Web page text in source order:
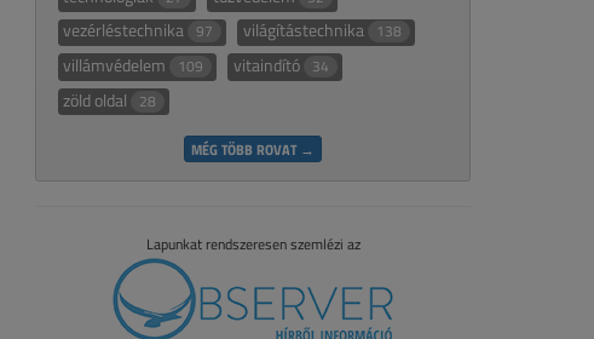
vezérléstechnika 97 világítástechnika 138
villámvédelem 109 vitaindító 34
zöld oldal 28
MÉG TÖBB ROVAT →
Lapunkat rendszeresen szemlézi az